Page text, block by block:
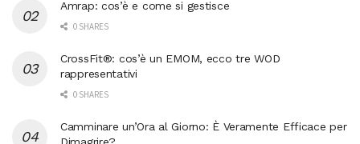
Amrap: cos’è e come si gestisce
0 SHARES
CrossFit®: cos’è un EMOM, ecco tre WOD
rappresentativi
0 SHARES
Camminare un’Ora al Giorno: È Veramente Efficace per